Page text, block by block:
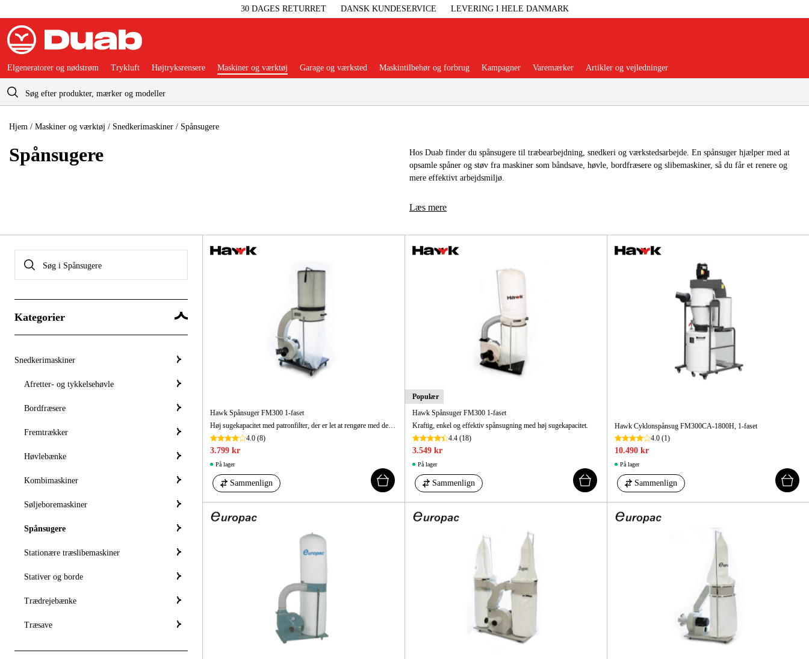
30 DAGES RETURRET DANSK KUNDESERVICE LEVERING I HELE DANMARK
Elgeneratorer Og Nødstrøm
Garage Og Værksted
Maskintilbehør Og Forbrug
Kampagner
Elgeneratorer og nødstrøm Trykluft Højtryksrensere Maskiner og værktøj Garage og værksted Maskintilbehør og forbrug Kampagner Varemærker Artikler og vejledninger
Hjem / Maskiner og værktøj / Snedkerimaskiner / Spånsugere
Spån­sugere
Hos Duab finder du spånsugere til træbearbejdning, snedkeri og værkstedsarbejde. En spånsuger hjælper med at
opsamle spåner og støv fra maskiner som båndsave, høvle, bordfræsere og slibemaskiner, så du får et renere og
mere effektivt arbejdsmiljø.
Læs mere
Kategorier
Snedkerimaskiner
Afretter- og tykkelsehøvle
Bordfræsere
Fremtrækker
Høvlebænke
Kombimaskiner
Søljeboremaskiner
Spånsugere
Stationære træslibemaskiner
Stativer og borde
Trædrejebænke
Træsave
Hawk Spånsuger FM300 1-faset
Høj sugekapacitet med patronfilter, der er let at rengøre med den integrerede filterrens.
4.0(8)
3.799 kr
På lager
Sammenlign
Populær
Hawk Spånsuger FM300 1-faset
Kraftig, enkel og effektiv spånsugning med høj sugekapacitet.
4.4(18)
3.549 kr
På lager
Sammenlign
Hawk Cyklonspånsug FM300CA-1800H, 1-faset
4.0(1)
10.490 kr
På lager
Sammenlign